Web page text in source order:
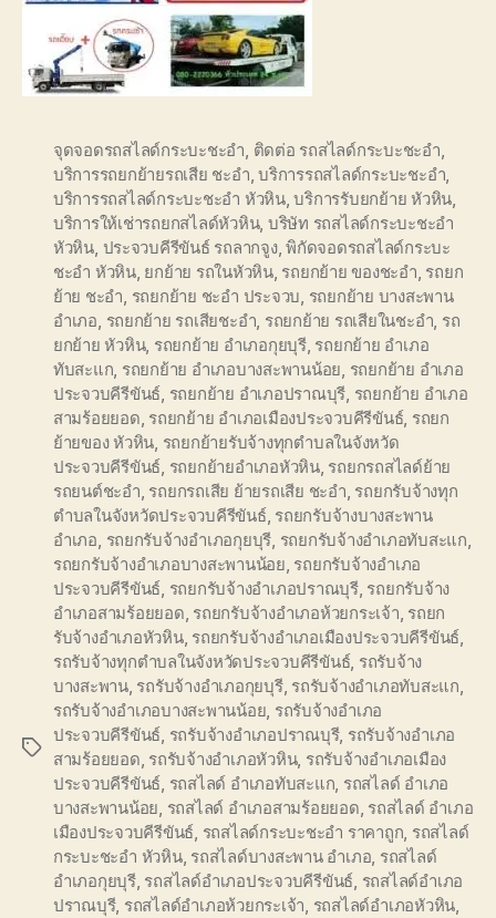
Tags
จุดจอดรถสไลด์กระบะชะอำ, ติดต่อ รถสไลด์กระบะชะอำ,
บริการรถยกย้ายรถเสีย ชะอำ,บริการรถสไลด์กระบะชะอำ,
บริการรถสไลด์กระบะชะอำ หัวหิน,บริการรับยกย้าย หัวหิน,
บริการให้เช่ารถยกสไลด์หัวหิน, บริษัท รถสไลด์กระบะชะอำ
หัวหิน, ประจวบคีรีขันธ์ รถลากจูง,พิกัดจอดรถสไลด์กระบะ
ชะอำ หัวหิน, ยกย้าย รถในหัวหิน, รถยกย้าย ของชะอำ, รถยก
ย้าย ชะอำ, รถยกย้าย ชะอำ ประจวบ, รถยกย้าย บางสะพาน
อำเภอ, รถยกย้าย รถเสียชะอำ, รถยกย้าย รถเสียในชะอำ, รถ
ยกย้าย หัวหิน, รถยกย้าย อำเภอกุยบุรี, รถยกย้าย อำเภอ
ทับสะแก, รถยกย้าย อำเภอบางสะพานน้อย, รถยกย้าย อำเภอ
ประจวบคีรีขันธ์, รถยกย้าย อำเภอปราณบุรี, รถยกย้าย อำเภอ
สามร้อยยอด, รถยกย้าย อำเภอเมืองประจวบคีรีขันธ์, รถยก
ย้ายของ หัวหิน, รถยกย้ายรับจ้างทุกตำบลในจังหวัด
ประจวบคีรีขันธ์, รถยกย้ายอำเภอหัวหิน, รถยกรถสไลด์ย้าย
รถยนต์ชะอำ, รถยกรถเสีย ย้ายรถเสีย ชะอำ, รถยกรับจ้างทุก
ตำบลในจังหวัดประจวบคีรีขันธ์, รถยกรับจ้างบางสะพาน
อำเภอ, รถยกรับจ้างอำเภอกุยบุรี, รถยกรับจ้างอำเภอทับสะแก,
รถยกรับจ้างอำเภอบางสะพานน้อย, รถยกรับจ้างอำเภอ
ประจวบคีรีขันธ์, รถยกรับจ้างอำเภอปราณบุรี, รถยกรับจ้าง
อำเภอสามร้อยยอด, รถยกรับจ้างอำเภอห้วยกระเจ้า, รถยก
รับจ้างอำเภอหัวหิน, รถยกรับจ้างอำเภอเมืองประจวบคีรีขันธ์,
รถรับจ้างทุกตำบลในจังหวัดประจวบคีรีขันธ์, รถรับจ้าง
บางสะพาน, รถรับจ้างอำเภอกุยบุรี, รถรับจ้างอำเภอทับสะแก,
รถรับจ้างอำเภอบางสะพานน้อย, รถรับจ้างอำเภอ
ประจวบคีรีขันธ์, รถรับจ้างอำเภอปราณบุรี, รถรับจ้างอำเภอ
สามร้อยยอด, รถรับจ้างอำเภอหัวหิน, รถรับจ้างอำเภอเมือง
ประจวบคีรีขันธ์, รถสไลด์ อำเภอทับสะแก, รถสไลด์ อำเภอ
บางสะพานน้อย, รถสไลด์ อำเภอสามร้อยยอด, รถสไลด์ อำเภอ
เมืองประจวบคีรีขันธ์, รถสไลด์กระบะชะอำ ราคาถูก, รถสไลด์
กระบะชะอำ หัวหิน, รถสไลด์บางสะพาน อำเภอ, รถสไลด์
อำเภอกุยบุรี, รถสไลด์อำเภอประจวบคีรีขันธ์, รถสไลด์อำเภอ
ปราณบุรี, รถสไลด์อำเภอห้วยกระเจ้า, รถสไลด์อำเภอหัวหิน,